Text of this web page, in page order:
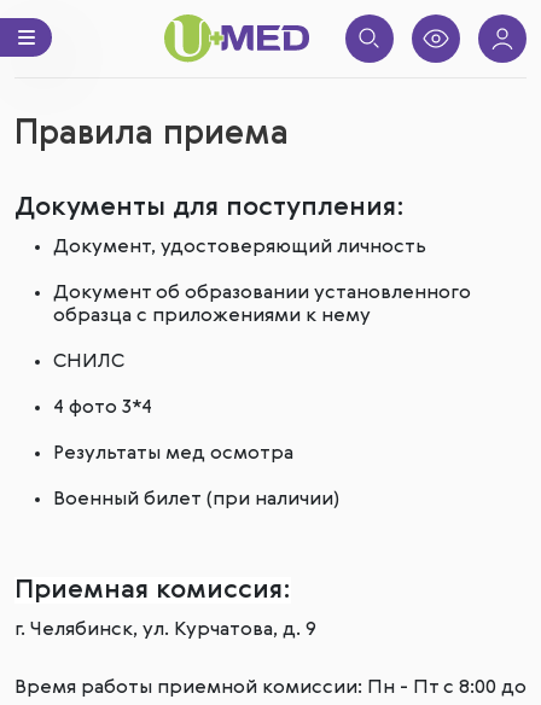
Правила приема
Документы для поступления:
Документ, удостоверяющий личность
Документ об образовании установленного
образца с приложениями к нему
СНИЛС
4 фото 3*4
Результаты мед осмотра
Военный билет (при наличии)
Приемная комиссия:
г. Челябинск, ул. Курчатова, д. 9
Время работы приемной комиссии: Пн - Пт с 8:00 до